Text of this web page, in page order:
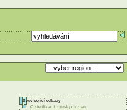
Související odkazy
O sterilizácii rómskych žien